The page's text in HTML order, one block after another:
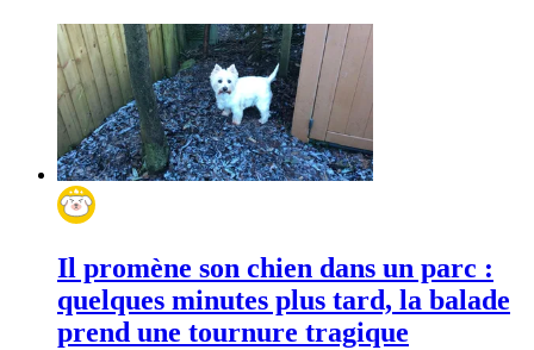
Il promène son chien dans un parc :
quelques minutes plus tard, la balade
prend une tournure tragique